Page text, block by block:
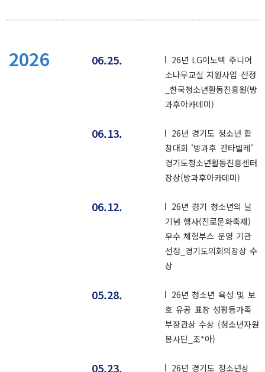
2026 06.25.
26년 LG이노텍 주니어
소나무교실 지원사업 선정
_한국청소년활동진흥원(방
과후아카데미)
06.13.
26년 경기도 청소년 합
창대회 '방과후 칸타빌레'
경기도청소년활동진흥센터
장상(방과후아카데미)
06.12.
26년 경기 청소년의 날
기념 행사(진로문화축제)
우수 체험부스 운영 기관
선정_경기도의회의장상 수
상
05.28.
26년 청소년 육성 및 보
호 유공 표창 성평등가족
부장관상 수상 (청소년자원
봉사단_조*아)
05.23.
26년 경기도 청소년상